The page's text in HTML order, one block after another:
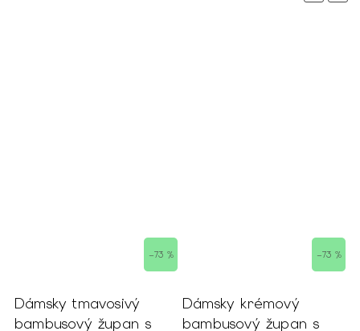
Dámsky krémový
bambusový župan s
Dámsky bledoružový
bambusový župan s